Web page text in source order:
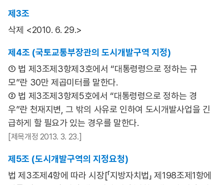
제3조
삭제 <2010. 6. 29.>
제4조 (국토교통부장관의 도시개발구역 지정)
① 법 제3조제3항제3호에서 “대통령령으로 정하는 규
모”란 30만 제곱미터를 말한다.
② 법 제3조제3항제5호에서 “대통령령으로 정하는 경
우”란 천재지변, 그 밖의 사유로 인하여 도시개발사업을 긴
급하게 할 필요가 있는 경우를 말한다.
[제목개정 2013. 3. 23.]
제5조 (도시개발구역의 지정요청)
법 제3조제4항에 따라 시장[「지방자치법」 제198조제1항에